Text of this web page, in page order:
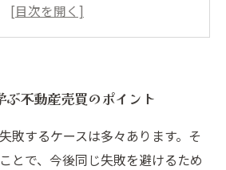
レンドを読み解くためのデータ
不動産売買のポイント
敗するケースは多々あります。そ
とで、今後同じ失敗を避けるため